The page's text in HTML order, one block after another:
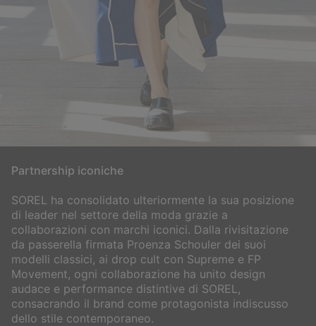
Partnership iconiche
SOREL ha consolidato ulteriormente la sua posizione
di leader nel settore della moda grazie a
collaborazioni con marchi iconici. Dalla rivisitazione
da passerella firmata Proenza Schouler dei suoi
modelli classici, ai drop cult con Supreme e FP
Movement, ogni collaborazione ha unito design
audace e performance distintive di SOREL,
consacrando il brand come protagonista indiscusso
dello stile contemporaneo.